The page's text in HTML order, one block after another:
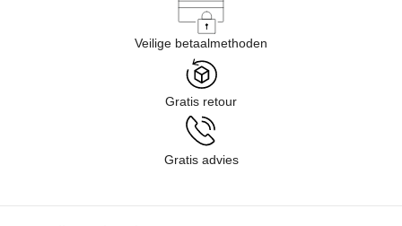
Veilige betaalmethoden
Gratis retour
Gratis advies